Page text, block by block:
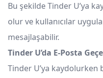
Bu şekilde Tinder U’ya
olur ve kullanıcılar
mesajlaşabilir.
Tinder U’da E-Posta
Tinder U’ya kaydolurken